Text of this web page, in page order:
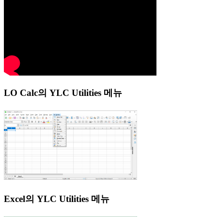
LO Calc의 YLC Utilities 메뉴
Excel의 YLC Utilities 메뉴